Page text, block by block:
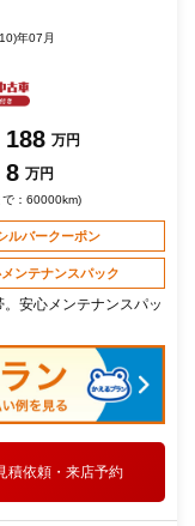
年07月
188 万円
8 万円
：60000km)
ルバークーポン
ンテナンスパック
安心メンテナンスパッ
積依頼・来店予約